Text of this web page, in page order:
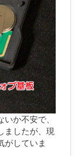
か不安で、
ましたが、現
がしていま